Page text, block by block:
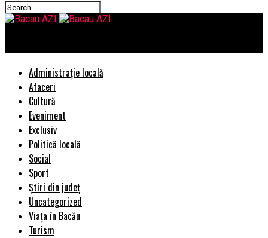
Administrație locală
Afaceri
Cultură
Eveniment
Exclusiv
Politică locală
Social
Sport
Știri din județ
Uncategorized
Viața în Bacău
Turism